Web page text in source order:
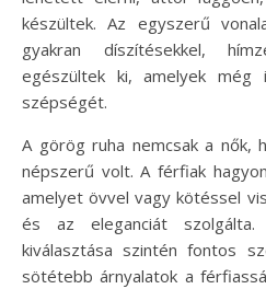
készültek. Az egyszerű
gyakran díszítésekkel,
egészültek ki, amelyek még
szépségét.
A görög ruha nemcsak a nők,
népszerű volt. A férfiak
amelyet övvel vagy kötéssel
és az eleganciát
kiválasztása szintén fontos
sötétebb árnyalatok a